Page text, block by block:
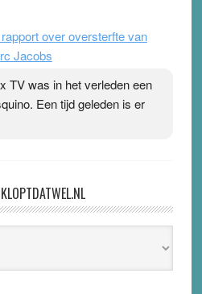
over oversterfte van
Jacobs
TV was in het verleden een
Een tijd geleden is er